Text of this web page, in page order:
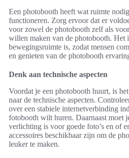
Een photobooth heeft wat ruimte
functioneren. Zorg ervoor dat er
voor zowel de photobooth zelf als
willen maken van de photobooth. Het
bewegingsruimte is, zodat mensen
en genieten van de photobooth
Denk aan technische aspecten
Voordat je een photobooth huurt, is
naar de technische aspecten.
over een stabiele internetverbinding
fotobooth wilt huren. Daarnaast moet
verlichting is voor goede foto’s en of
accessoires beschikbaar zijn om de
leuker te maken.